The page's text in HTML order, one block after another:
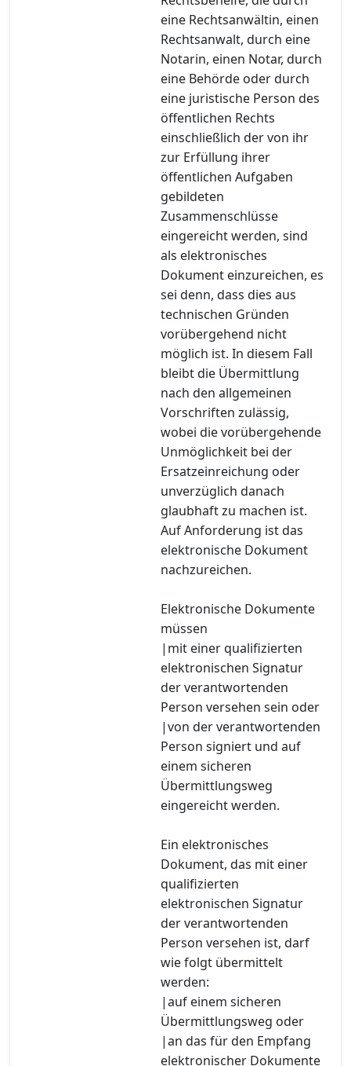
eine Rechtsanwältin, einen
Rechtsanwalt, durch eine
Notarin, einen Notar, durch
eine Behörde oder durch
eine juristische Person des
öffentlichen Rechts
einschließlich der von ihr
zur Erfüllung ihrer
öffentlichen Aufgaben
gebildeten
Zusammenschlüsse
eingereicht werden, sind
als elektronisches
Dokument einzureichen, es
sei denn, dass dies aus
technischen Gründen
vorübergehend nicht
möglich ist. In diesem Fall
bleibt die Übermittlung
nach den allgemeinen
Vorschriften zulässig,
wobei die vorübergehende
Unmöglichkeit bei der
Ersatzeinreichung oder
unverzüglich danach
glaubhaft zu machen ist.
Auf Anforderung ist das
elektronische Dokument
nachzureichen.
Elektronische Dokumente
müssen
|mit einer qualifizierten
elektronischen Signatur
der verantwortenden
Person versehen sein oder
|von der verantwortenden
Person signiert und auf
einem sicheren
Übermittlungsweg
eingereicht werden.
Ein elektronisches
Dokument, das mit einer
qualifizierten
elektronischen Signatur
der verantwortenden
Person versehen ist, darf
wie folgt übermittelt
werden:
|auf einem sicheren
Übermittlungsweg oder
|an das für den Empfang
elektronischer Dokumente